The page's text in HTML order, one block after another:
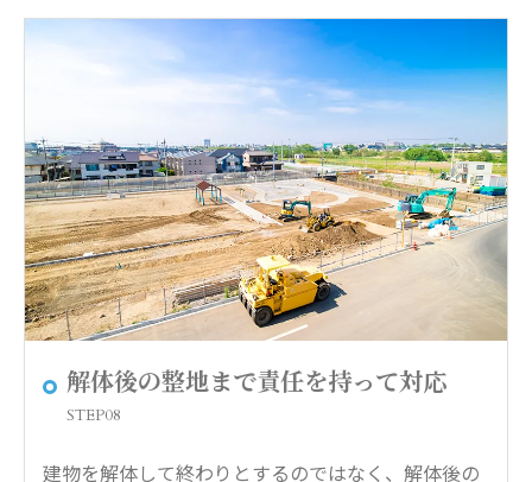
解体後の整地まで責任を持って対応
STEP08
建物を解体して終わりとするのではなく、解体後の